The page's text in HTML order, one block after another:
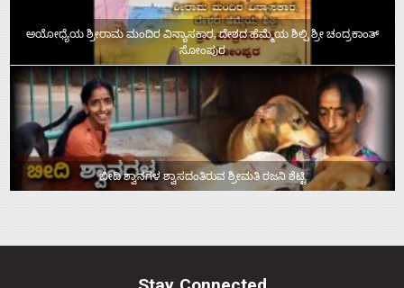
ಅಯೋಧ್ಯೆಯ ಶ್ರೀರಾಮ ಮಂದಿರ ವಿನ್ಯಾಸಕಾರ, ದೇಶದ ಹೆಮ್ಮೆಯ ಶಿಲ್ಪಿ ಶ್ರೀ ಚಂದ್ರಕಾಂತ್‌
ಸೋಂಪುರ
ಬೀದಿ ಶ್ವಾನಗಳ ಶ್ವಾಸದಂತಿರುವ ಶ್ರೀಮತಿ ರಜನಿ ಶೆಟ್ಟಿ